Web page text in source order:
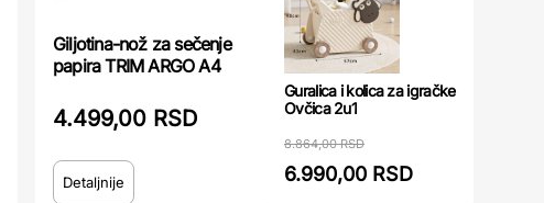
Giljotina-nož za sečenje
papira TRIM ARGO A4
4.499,00 RSD
Detaljnije
Guralica i kolica za igračke
Ovčica 2u1
8.864,00 RSD
6.990,00 RSD